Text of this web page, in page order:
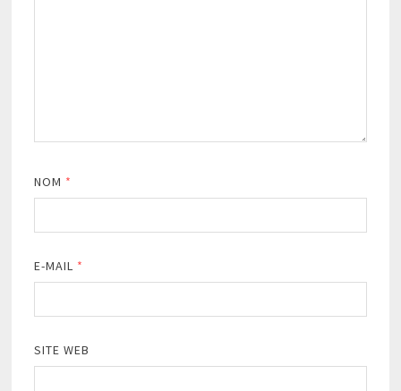
NOM *
E-MAIL *
SITE WEB